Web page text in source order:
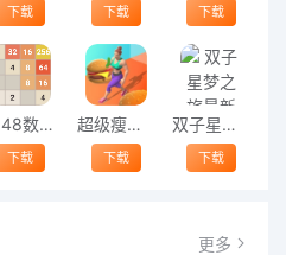
下载 下载 下载
2048数字拼图最新版
下载
超级瘦身大师游戏
下载
双子星梦之旅最新版
下载
更多